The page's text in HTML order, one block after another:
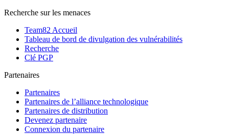
Recherche sur les menaces
Team82 Accueil
Tableau de bord de divulgation des vulnérabilités
Recherche
Clé PGP
Partenaires
Partenaires
Partenaires de l’alliance technologique
Partenaires de distribution
Devenez partenaire
Connexion du partenaire